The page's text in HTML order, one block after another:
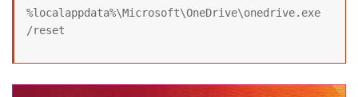
%localappdata%\Microsoft\OneDrive\onedrive.exe
/reset